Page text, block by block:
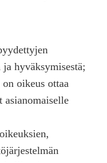
hyväksymisestä;
oikeus ottaa
asianomaiselle